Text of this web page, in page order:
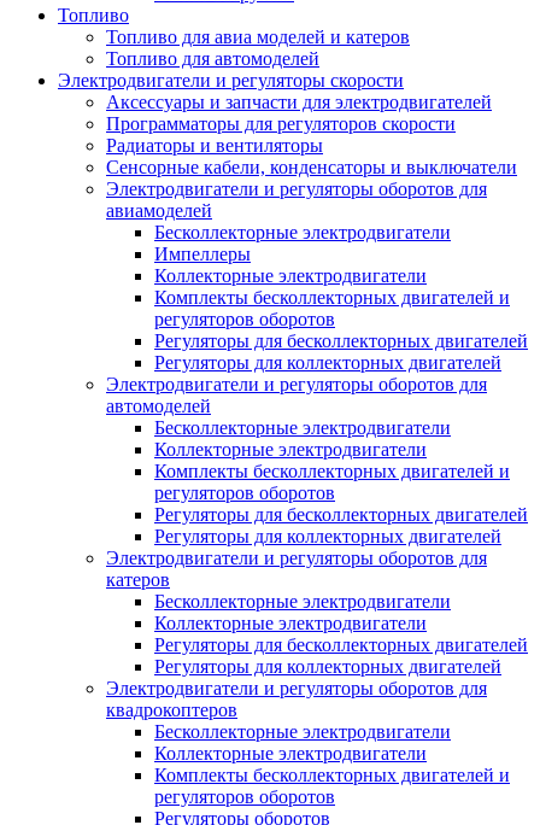
Топливо
Топливо для авиа моделей и катеров
Топливо для автомоделей
Электродвигатели и регуляторы скорости
Аксессуары и запчасти для электродвигателей
Программаторы для регуляторов скорости
Радиаторы и вентиляторы
Сенсорные кабели, конденсаторы и выключатели
Электродвигатели и регуляторы оборотов для
авиамоделей
Бесколлекторные электродвигатели
Импеллеры
Коллекторные электродвигатели
Комплекты бесколлекторных двигателей и
регуляторов оборотов
Регуляторы для бесколлекторных двигателей
Регуляторы для коллекторных двигателей
Электродвигатели и регуляторы оборотов для
автомоделей
Бесколлекторные электродвигатели
Коллекторные электродвигатели
Комплекты бесколлекторных двигателей и
регуляторов оборотов
Регуляторы для бесколлекторных двигателей
Регуляторы для коллекторных двигателей
Электродвигатели и регуляторы оборотов для
катеров
Бесколлекторные электродвигатели
Коллекторные электродвигатели
Регуляторы для бесколлекторных двигателей
Регуляторы для коллекторных двигателей
Электродвигатели и регуляторы оборотов для
квадрокоптеров
Бесколлекторные электродвигатели
Коллекторные электродвигатели
Комплекты бесколлекторных двигателей и
регуляторов оборотов
Регуляторы оборотов